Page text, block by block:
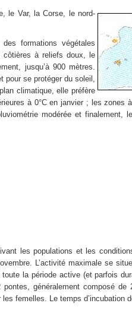
le Var, la Corse, le nord-
formations végétales
côtières à reliefs doux, le
jusqu’à 900 mètres.
pour se protéger du soleil,
climatique, elle préfère
à 0°C en janvier ; les zones
modérée et finalement,
les populations et les
L’activité maximale se
la période active (et parfois
généralement composé
femelles. Le temps d’incubation